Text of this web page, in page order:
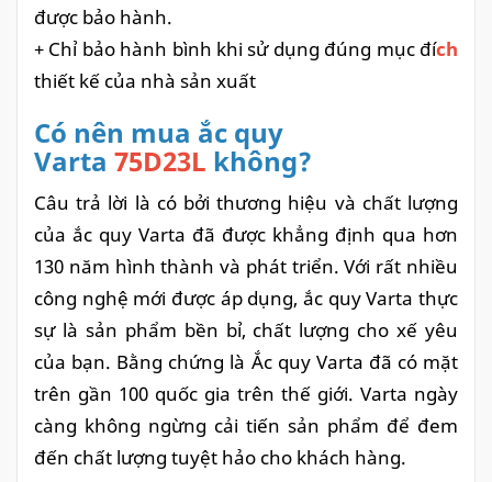
được bảo hành.
+ Chỉ bảo hành bình khi sử dụng đúng mục đích
thiết kế của nhà sản xuất
Có nên mua ắc quy
Varta 75D23L không?
Câu trả lời là có bởi thương hiệu và chất lượng
của ắc quy Varta đã được khẳng định qua hơn
130 năm hình thành và phát triển. Với rất nhiều
công nghệ mới được áp dụng, ắc quy Varta thực
sự là sản phẩm bền bỉ, chất lượng cho xế yêu
của bạn. Bằng chứng là Ắc quy Varta đã có mặt
trên gần 100 quốc gia trên thế giới. Varta ngày
càng không ngừng cải tiến sản phẩm để đem
đến chất lượng tuyệt hảo cho khách hàng.